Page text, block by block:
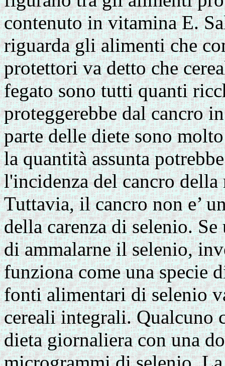
contenuto in vitamina E.
riguarda gli alimenti che
protettori va detto che
fegato sono tutti quanti
proteggerebbe dal cancro
parte delle diete sono
la quantità assunta
l'incidenza del cancro
Tuttavia, il cancro non e’
della carenza di selenio.
di ammalarne il selenio,
funziona come una specie
fonti alimentari di selenio
cereali integrali. Qualcuno
dieta giornaliera con una